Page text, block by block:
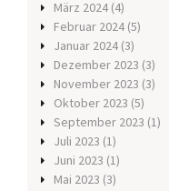
März 2024 (4)
Februar 2024 (5)
Januar 2024 (3)
Dezember 2023 (3)
November 2023 (3)
Oktober 2023 (5)
September 2023 (1)
Juli 2023 (1)
Juni 2023 (1)
Mai 2023 (3)